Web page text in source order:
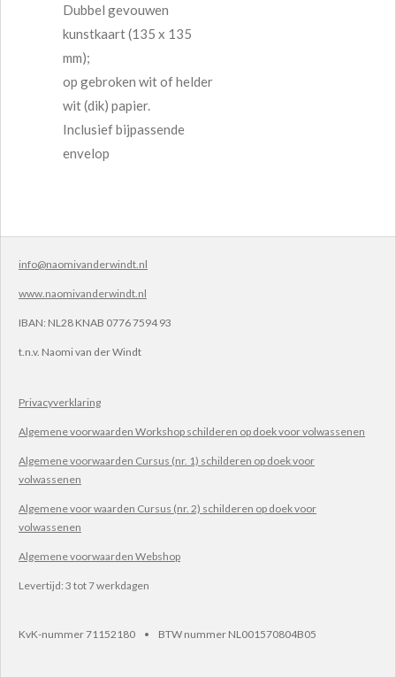
Dubbel gevouwen
kunstkaart (135 x 135
mm);
op gebroken wit of helder
wit (dik) papier.
Inclusief bijpassende
envelop
info@naomivanderwindt.nl
www.naomivanderwindt.nl
IBAN: NL28 KNAB 0776 7594 93
t.n.v. Naomi van der Windt
Privacyverklaring
Algemene voorwaarden Workshop schilderen op doek voor volwassenen
Algemene voorwaarden Cursus (nr. 1) schilderen op doek voor
volwassenen
Algemene voor waarden Cursus (nr. 2) schilderen op doek voor
volwassenen
Algemene voorwaarden Webshop
Levertijd: 3 tot 7 werkdagen
KvK-nummer 71152180 • BTW nummer NL001570804B05